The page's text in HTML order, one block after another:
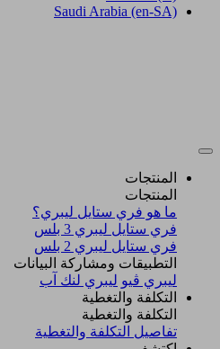
Saudi Arabia (en-SA)
المنتجات
المنتجات
ما هو فري ستايل ليبري؟
فري ستايل ليبري 3 بلس​
فري ستايل ليبري 2 بلس​
التطبيقات ومشاركة البيانات
ليبري ڤيو ليبري لنك آب
التكلفة والتغطية
التكلفة والتغطية
تفاصيل التكلفة والتغطية